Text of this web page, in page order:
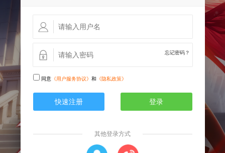
忘记密码？
同意《用户服务协议》 和 《隐私政策》
快速注册 登录
其他登录方式